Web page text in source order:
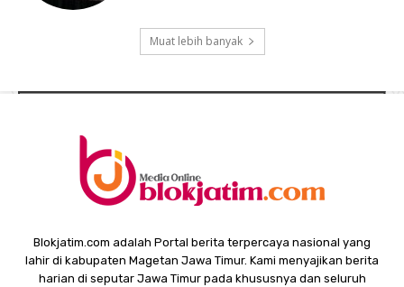
Muat lebih banyak
Blokjatim.com adalah Portal berita terpercaya nasional yang
lahir di kabupaten Magetan Jawa Timur. Kami menyajikan berita
harian di seputar Jawa Timur pada khususnya dan seluruh